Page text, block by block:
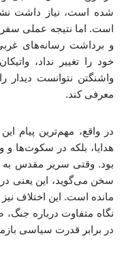
شده است، نیاز داشت
است. اما نتیجه عملی
و برداشت رسانه‌های
خود را تغییر نداد،
واشنگتن نتوانست دیدار
معرفی کند.
در واقع، مهم‌ترین پیام
هدایا، بلکه در سکوت‌ها و
بود. وقتی سریر مقدس به
سخن می‌گوید، این یعنی
مانده است. این اختلاف
نگاه متفاوت درباره
در برابر قدرت سیاسی